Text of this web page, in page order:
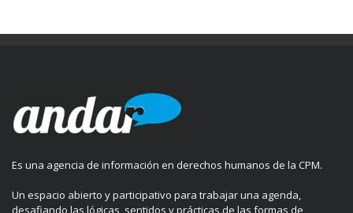
Es una agencia de información en derechos humanos de la CPM.
Un espacio abierto y participativo para trabajar una agenda,
desafiando las lógicas, sentidos y prácticas de las formas de